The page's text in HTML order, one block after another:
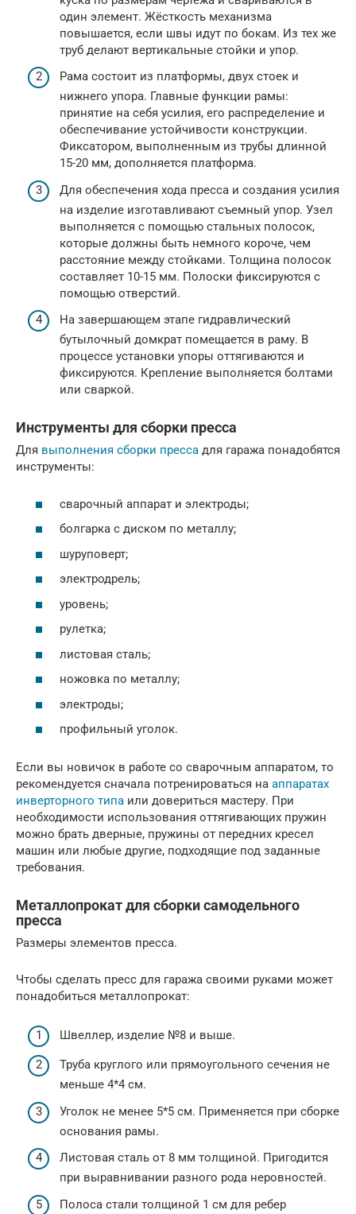
один элемент. Жёсткость механизма
повышается, если швы идут по бокам. Из тех же
труб делают вертикальные стойки и упор.
Рама состоит из платформы, двух стоек и
нижнего упора. Главные функции рамы:
принятие на себя усилия, его распределение и
обеспечивание устойчивости конструкции.
Фиксатором, выполненным из трубы длинной
15-20 мм, дополняется платформа.
Для обеспечения хода пресса и создания усилия
на изделие изготавливают съемный упор. Узел
выполняется с помощью стальных полосок,
которые должны быть немного короче, чем
расстояние между стойками. Толщина полосок
составляет 10-15 мм. Полоски фиксируются с
помощью отверстий.
На завершающем этапе гидравлический
бутылочный домкрат помещается в раму. В
процессе установки упоры оттягиваются и
фиксируются. Крепление выполняется болтами
или сваркой.
Инструменты для сборки пресса
Для выполнения сборки пресса для гаража понадобятся
инструменты:
сварочный аппарат и электроды;
болгарка с диском по металлу;
шуруповерт;
электродрель;
уровень;
рулетка;
листовая сталь;
ножовка по металлу;
электроды;
профильный уголок.
Если вы новичок в работе со сварочным аппаратом, то
рекомендуется сначала потренироваться на аппаратах
инверторного типа или довериться мастеру. При
необходимости использования оттягивающих пружин
можно брать дверные, пружины от передних кресел
машин или любые другие, подходящие под заданные
требования.
Металлопрокат для сборки самодельного
пресса
Размеры элементов пресса.
Чтобы сделать пресс для гаража своими руками может
понадобиться металлопрокат:
Швеллер, изделие №8 и выше.
Труба круглого или прямоугольного сечения не
меньше 4*4 см.
Уголок не менее 5*5 см. Применяется при сборке
основания рамы.
Листовая сталь от 8 мм толщиной. Пригодится
при выравнивании разного рода неровностей.
Полоса стали толщиной 1 см для ребер